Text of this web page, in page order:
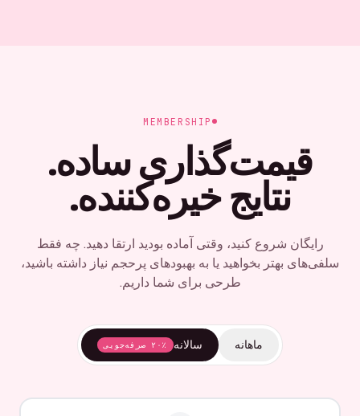
MEMBERSHIP
قیمت‌گذاری ساده.
نتایج خیره‌کننده.
رایگان شروع کنید، وقتی آماده بودید ارتقا دهید. چه فقط
سلفی‌های بهتر بخواهید یا به بهبودهای پرحجم نیاز داشته باشید،
طرحی برای شما داریم.
ماهانه سالانه ۲۰٪ صرفه‌جویی